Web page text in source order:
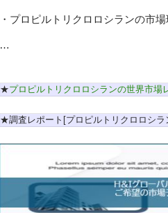
・プロピルトリクロロシランの市
…
★プロピルトリクロロシランの世界市場
★調査レポート[プロピルトリクロロシラ